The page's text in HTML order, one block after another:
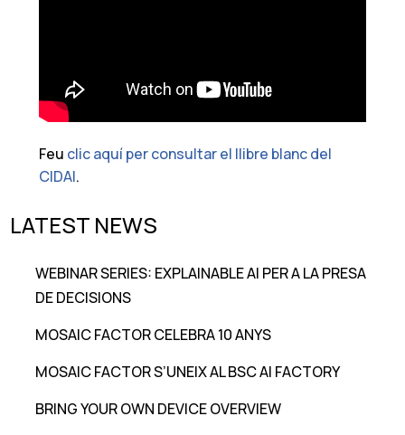
Feu clic aquí per consultar el llibre blanc del
CIDAI.
LATEST NEWS
WEBINAR SERIES: EXPLAINABLE AI PER A LA PRESA
DE DECISIONS
MOSAIC FACTOR CELEBRA 10 ANYS
MOSAIC FACTOR S’UNEIX AL BSC AI FACTORY
BRING YOUR OWN DEVICE OVERVIEW